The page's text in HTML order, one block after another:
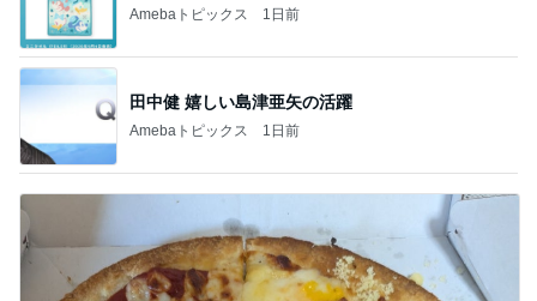
Amebaトピックス 1日前